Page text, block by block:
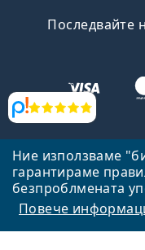
Ние използваме
гарантираме
безпроблмената
Повече
Прегледи
Последвайте
Назад към
Lentiamo.bg е
Република Чехия